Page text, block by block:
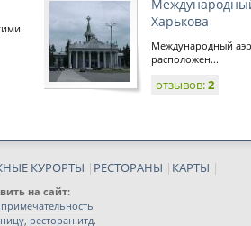
Харькова
Международный
расположен...
отзывов:2
КУРОРТЫ | РЕСТОРАНЫ | КАРТЫ |
на сайт:
ресторан итд.